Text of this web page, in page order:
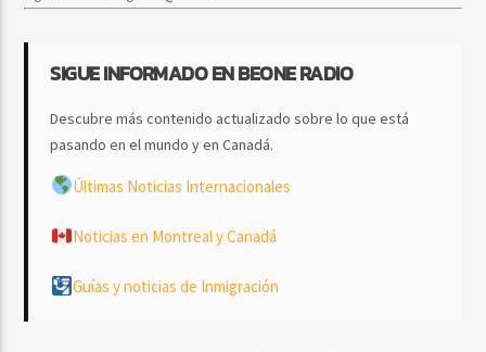
SIGUE INFORMADO EN BEONE RADIO
Descubre más contenido actualizado sobre lo que está
pasando en el mundo y en Canadá.
Últimas Noticias Internacionales
Noticias en Montreal y Canadá
Guías y noticias de Inmigración